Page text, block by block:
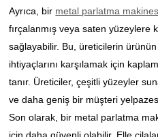
Ayrıca, bir metal parlatma
fırçalanmış veya saten yüzeylere
sağlayabilir. Bu, üreticilerin
ihtiyaçlarını karşılamak için
tanır. Üreticiler, çeşitli yüzeyler
ve daha geniş bir müşteri
Son olarak, bir metal parlatma